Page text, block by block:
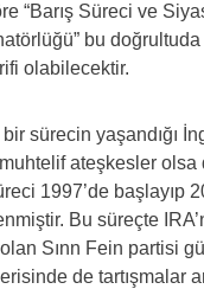
“Barış Süreci ve
bu
olabilecektir.
sürecin yaşandığı
ateşkesler olsa
1997’de başlayıp
Bu süreçte
olan Sınn Fein partisi
de tartışmalar